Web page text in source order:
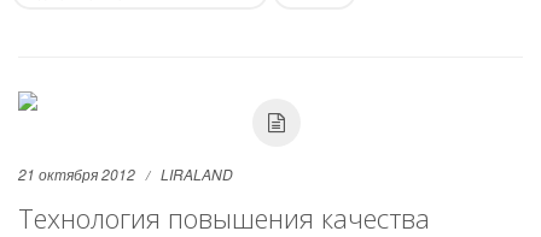
21 октября 2012 LIRALAND
Технология повышения качества